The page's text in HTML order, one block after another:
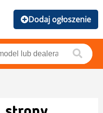
Dodaj ogłoszenie